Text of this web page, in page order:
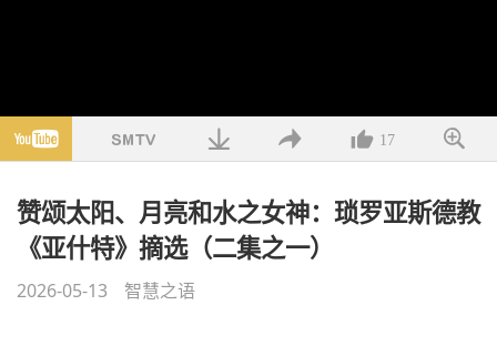
17
赞颂太阳、月亮和水之女神：琐罗亚斯德教
《亚什特》摘选（二集之一）
2026-05-13 智慧之语